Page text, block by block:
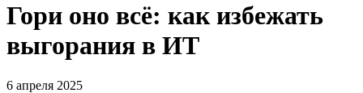
Гори оно всё: как избежать
выгорания в ИТ
6 апреля 2025